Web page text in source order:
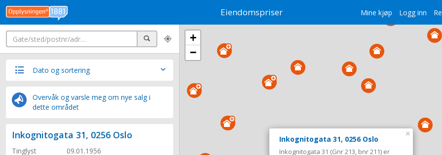
Mine kjøp Logg inn
Eiendomspriser
Søk
Dato og sortering
Overvåk og varsle meg om nye salg i
dette området
Inkognitogata 31, 0256 Oslo
Tinglyst
09.01.1956
Inkognitogata 31, 0256 Oslo
Inkognitogata 31 (Gnr 213, bnr 211) er
×
+
−